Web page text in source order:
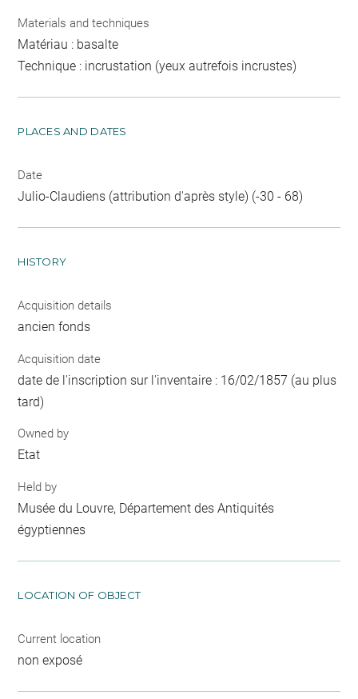
Materials and techniques
Matériau : basalte
Technique : incrustation (yeux autrefois incrustes)
PLACES AND DATES
Date
Julio-Claudiens (attribution d'après style) (-30 - 68)
HISTORY
Acquisition details
ancien fonds
Acquisition date
date de l'inscription sur l'inventaire : 16/02/1857 (au plus
tard)
Owned by
Etat
Held by
Musée du Louvre, Département des Antiquités
égyptiennes
LOCATION OF OBJECT
Current location
non exposé